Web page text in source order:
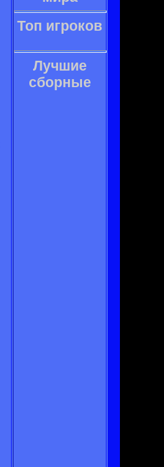
Топ игроков
Лучшие
сборные